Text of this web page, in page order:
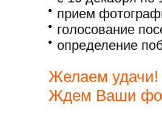
прием
голосование
определение
Желаем удачи!
Ждем Ваши